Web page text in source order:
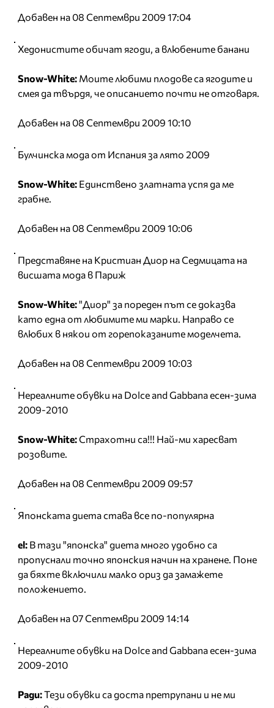
Добавен на 08 Септември 2009 17:04
Хедонистите обичат ягоди, а влюбените банани
Snow-White: Моите любими плодове са ягодите и
смея да твърдя, че описанието почти не отговаря.
Добавен на 08 Септември 2009 10:10
Булчинска мода от Испания за лято 2009
Snow-White: Единствено златната успя да ме
грабне.
Добавен на 08 Септември 2009 10:06
Представяне на Кристиан Диор на Седмицата на
висшата мода в Париж
Snow-White:"Диор" за пореден път се доказва
като една от любимите ми марки. Направо се
влюбих в някои от горепоказаните моделчета.
Добавен на 08 Септември 2009 10:03
Нереалните обувки на Dolce and Gabbana есен-зима
2009-2010
Snow-White:Страхотни са!!! Най-ми харесват
розовите.
Добавен на 08 Септември 2009 09:57
Японската диета става все по-популярна
el: В тази "японска" диета много удобно са
пропуснали точно японския начин на хранене. Поне
да бяхте включили малко ориз да замажете
положението.
Добавен на 07 Септември 2009 14:14
Нереалните обувки на Dolce and Gabbana есен-зима
2009-2010
Ради:Тези обувки са доста претрупани и не ми